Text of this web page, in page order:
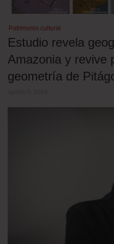
Patrimonio cultural
Estudio revela
Amazonia y revive
geometría de